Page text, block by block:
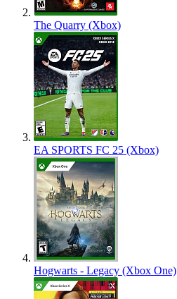
The Quarry (Xbox)
EA SPORTS FC 25 (Xbox)
Hogwarts - Legacy (Xbox One)